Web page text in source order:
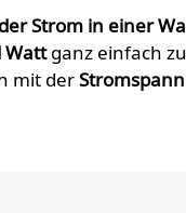
Strom in einer
Wattganz einfach
mit der